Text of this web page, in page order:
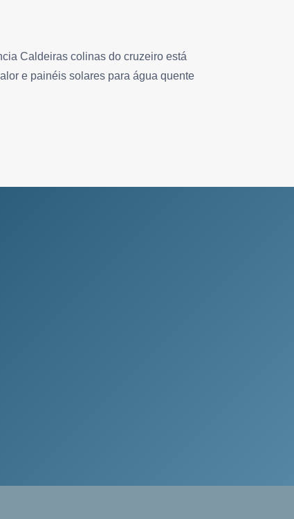
Caldeiras colinas do cruzeiro está
e painéis solares para água quente